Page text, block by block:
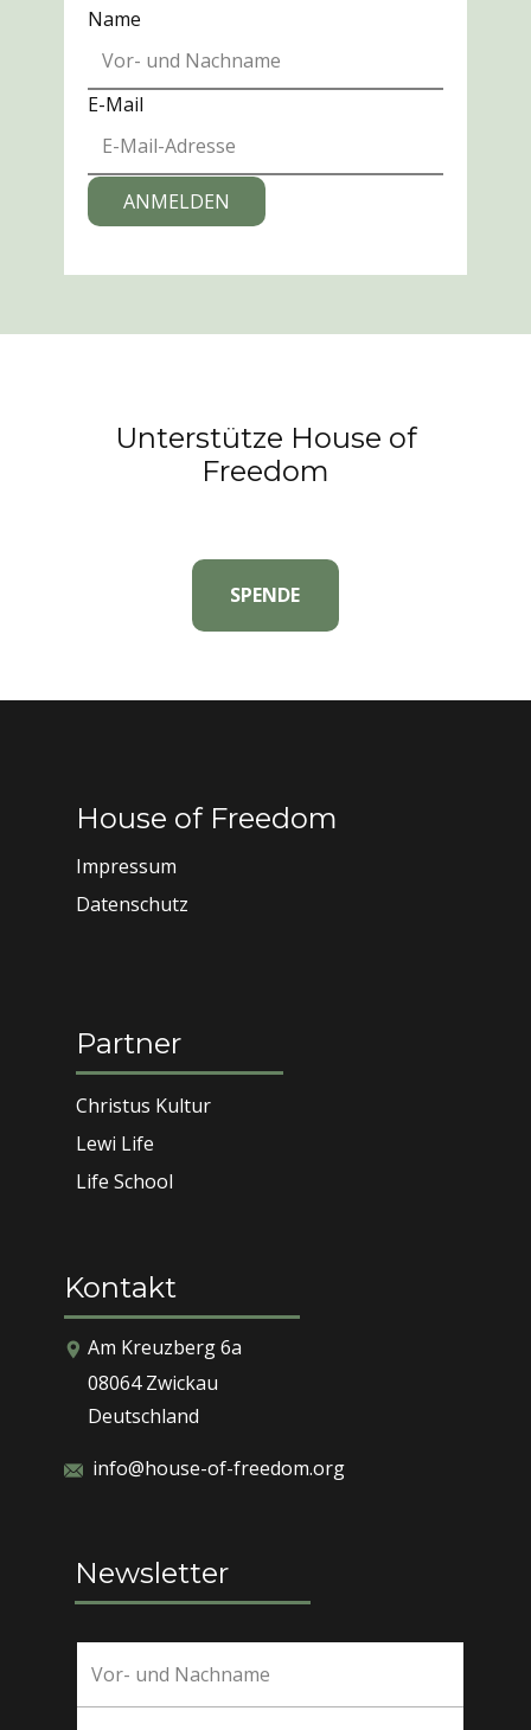
Name
E-Mail
ANMELDEN
Unterstütze House of
Freedom
SPENDE
House of Freedom
Impressum
Datenschutz
Partner
Christus Kultur
Lewi Life
Life School
Kontakt
​​​Am Kreuzberg 6a
08064 Zwickau
Deutschland
info@house-of-freedom.org
Newsletter